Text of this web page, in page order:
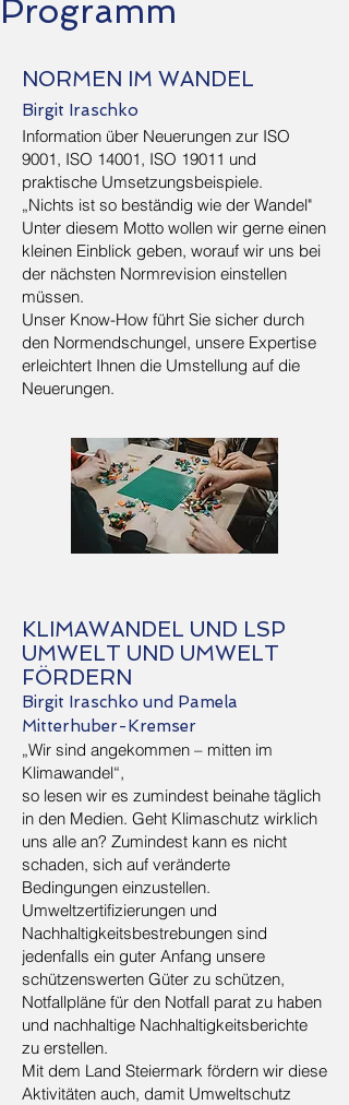
Programm
NORMEN IM WANDEL
Birgit Iraschko
Information über Neuerungen zur ISO
9001, ISO 14001, ISO 19011 und
praktische Umsetzungsbeispiele.
„Nichts ist so beständig wie der Wandel"
Unter diesem Motto wollen wir gerne einen
kleinen Einblick geben, worauf wir uns bei
der nächsten Normrevision einstellen
müssen.
Unser Know-How führt Sie sicher durch
den Normendschungel, unsere Expertise
erleichtert Ihnen die Umstellung auf die
Neuerungen.
KLIMAWANDEL UND LSP
UMWELT UND UMWELT
FÖRDERN
Birgit Iraschko und Pamela
Mitterhuber-Kremser
„Wir sind angekommen – mitten im
Klimawandel“,
so lesen wir es zumindest beinahe täglich
in den Medien. Geht Klimaschutz wirklich
uns alle an? Zumindest kann es nicht
schaden, sich auf veränderte
Bedingungen einzustellen.
Umweltzertifizierungen und
Nachhaltigkeitsbestrebungen sind
jedenfalls ein guter Anfang unsere
schützenswerten Güter zu schützen,
Notfallpläne für den Notfall parat zu haben
und nachhaltige Nachhaltigkeitsberichte
zu erstellen.
Mit dem Land Steiermark fördern wir diese
Aktivitäten auch, damit Umweltschutz